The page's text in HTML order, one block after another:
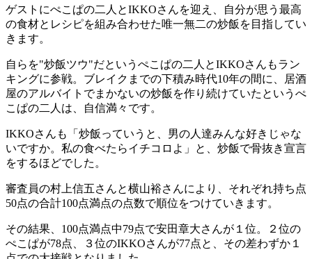
ゲストにぺこぱの二人とIKKOさんを迎え、自分が思う最高
の食材とレシピを組み合わせた唯一無二の炒飯を目指してい
きます。
自らを"炒飯ツウ"だというぺこぱの二人とIKKOさんもラン
キングに参戦。ブレイクまでの下積み時代10年の間に、居酒
屋のアルバイトでまかないの炒飯を作り続けていたというぺ
こぱの二人は、自信満々です。
IKKOさんも「炒飯っていうと、男の人達みんな好きじゃな
いですか。私の食べたらイチコロよ」と、炒飯で骨抜き宣言
をするほどでした。
審査員の村上信五さんと横山裕さんにより、それぞれ持ち点
50点の合計100点満点の点数で順位をつけていきます。
その結果、100点満点中79点で安田章大さんが１位。２位の
ぺこぱが78点、３位のIKKOさんが77点と、その差わずか１